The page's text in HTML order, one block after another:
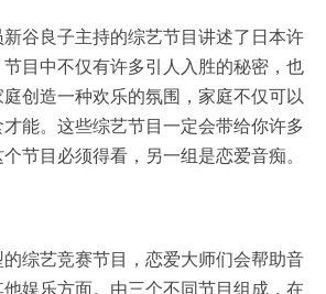
谷良子主持的综艺节目讲述了日本许
目中不仅有许多引人入胜的秘密，也
创造一种欢乐的氛围，家庭不仅可以
能。这些综艺节目一定会带给你许多
节目必须得看，另一组是恋爱音痴。
综艺竞赛节目，恋爱大师们会帮助音
娱乐方面。由三个不同节目组成，在